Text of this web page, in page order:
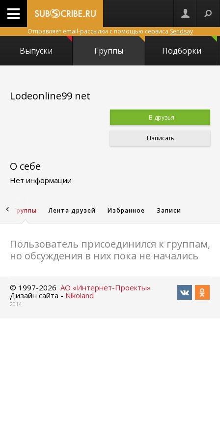
Отправляет email-рассылки с помощью сервиса Sendsay
Выпуски Группы Подборки
Lodeonline99 net
В друзья
Написать
О себе
Нет информации
Группы Лента друзей Избранное Записи
Пользователь присоединился к группам,
но обсуждения в них пока не начались
© 1997-2026 АО «Интернет-Проекты»
Дизайн сайта - Nikoland
2014